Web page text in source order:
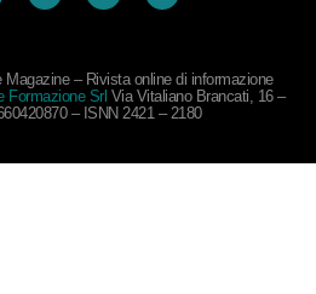
– Rivista online di informazione
Formazione Srl Via Vitaliano Brancati, 16 –
– ISNN 2421 – 2180